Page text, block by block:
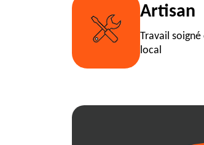
Artisan
Travail
local